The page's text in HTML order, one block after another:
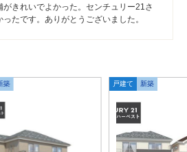
がきれいでよかった。センチュリー21さ
たです。ありがとうございました。
築 戸建て 新築